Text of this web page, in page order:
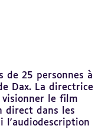
de 25 personnes à
Dax. La directrice
visionner le film
direct dans les
l'audiodescription